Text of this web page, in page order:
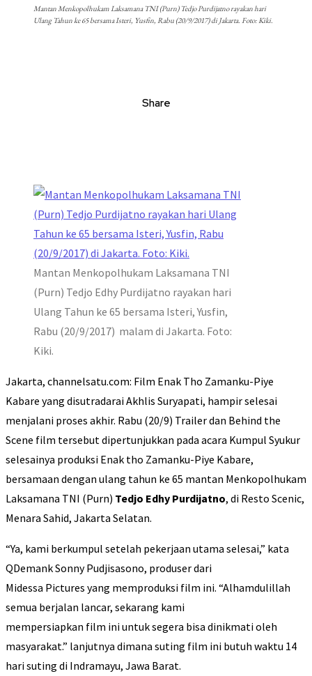
Mantan Menkopolhukam Laksamana TNI (Purn) Tedjo Purdijatno rayakan hari
Ulang Tahun ke 65 bersama Isteri, Yusfin, Rabu (20/9/2017) di Jakarta. Foto: Kiki.
Share
Mantan Menkopolhukam Laksamana TNI
(Purn) Tedjo Edhy Purdijatno rayakan hari
Ulang Tahun ke 65 bersama Isteri, Yusfin,
Rabu (20/9/2017) malam di Jakarta. Foto:
Kiki.
Jakarta, channelsatu.com: Film Enak Tho Zamanku-Piye
Kabare yang disutradarai Akhlis Suryapati, hampir selesai
menjalani proses akhir. Rabu (20/9) Trailer dan Behind the
Scene film tersebut dipertunjukkan pada acara Kumpul Syukur
selesainya produksi Enak tho Zamanku-Piye Kabare,
bersamaan dengan ulang tahun ke 65 mantan Menkopolhukam
Laksamana TNI (Purn) Tedjo Edhy Purdijatno, di Resto Scenic,
Menara Sahid, Jakarta Selatan.
“Ya, kami berkumpul setelah pekerjaan utama selesai,” kata
QDemank Sonny Pudjisasono, produser dari
Midessa Pictures yang memproduksi film ini. “Alhamdulillah
semua berjalan lancar, sekarang kami
mempersiapkan film ini untuk segera bisa dinikmati oleh
masyarakat.” lanjutnya dimana suting film ini butuh waktu 14
hari suting di Indramayu, Jawa Barat.